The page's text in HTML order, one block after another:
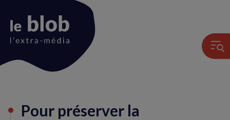
du
Pour préserver la